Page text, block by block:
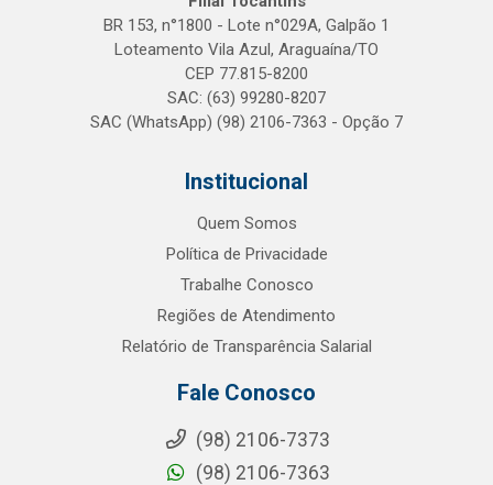
BR 153, n°1800 - Lote n°029A, Galpão 1
Loteamento Vila Azul, Araguaína/TO
CEP 77.815-8200
SAC: (63) 99280-8207
SAC (WhatsApp) (98) 2106-7363 - Opção 7
Institucional
Quem Somos
Política de Privacidade
Trabalhe Conosco
Regiões de Atendimento
Relatório de Transparência Salarial
Fale Conosco
(98) 2106-7373
(98) 2106-7363